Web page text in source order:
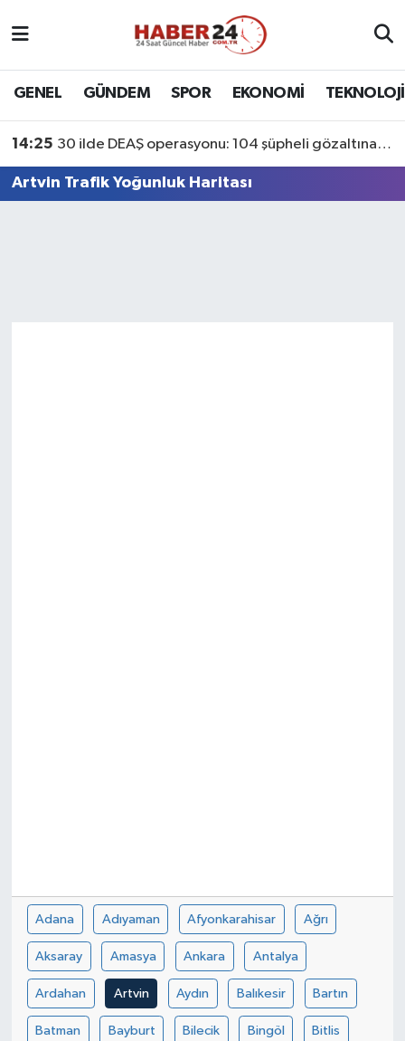
GENEL GÜNDEM SPOR EKONOMİ TEKNOLOJİ
14:25 30 ilde DEAŞ operasyonu: 104 şüpheli gözaltına alındı
Artvin Trafik Yoğunluk Haritası
Adana Adıyaman Afyonkarahisar Ağrı
Aksaray Amasya Ankara Antalya
Ardahan Artvin Aydın Balıkesir Bartın
Batman Bayburt Bilecik Bingöl Bitlis
Nöbetçi Eczaneler